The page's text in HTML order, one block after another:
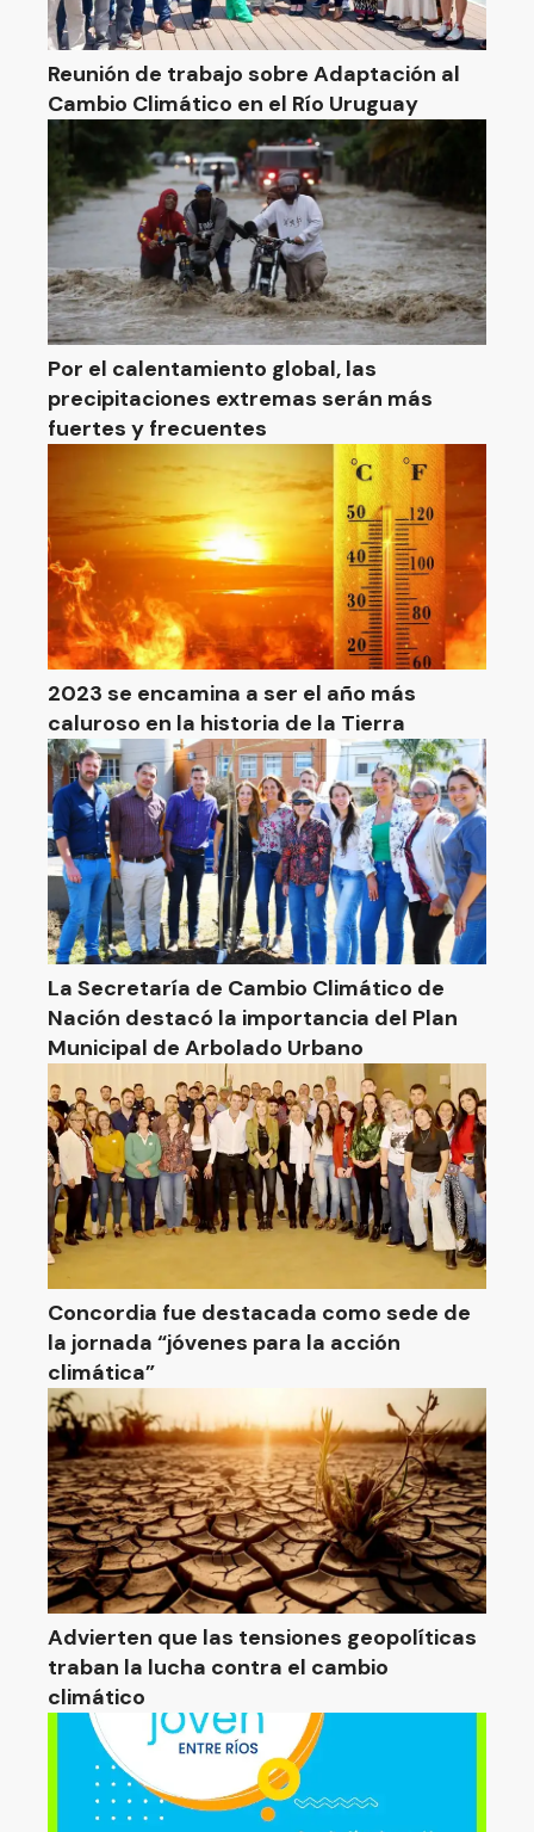
Reunión de trabajo sobre Adaptación al
Cambio Climático en el Río Uruguay
Por el calentamiento global, las
precipitaciones extremas serán más
fuertes y frecuentes
2023 se encamina a ser el año más
caluroso en la historia de la Tierra
La Secretaría de Cambio Climático de
Nación destacó la importancia del Plan
Municipal de Arbolado Urbano
Concordia fue destacada como sede de
la jornada “jóvenes para la acción
climática”
Advierten que las tensiones geopolíticas
traban la lucha contra el cambio
climático